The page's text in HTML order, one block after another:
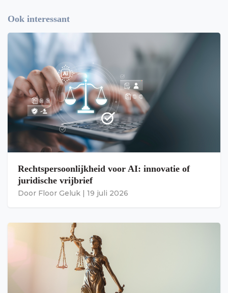
Ook interessant
Rechtspersoonlijkheid voor AI: innovatie of
juridische vrijbrief
Door Floor Geluk | 19 juli 2026